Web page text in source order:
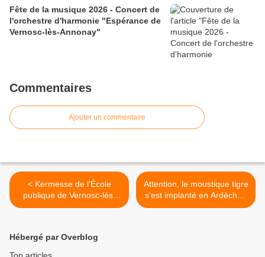
Fête de la musique 2026 - Concert de
l'orchestre d'harmonie "Espérance de
Vernosc-lès-Annonay"
Commentaires
Ajouter un commentaire
< Kermesse de l’École
publique de Vernosc-lès-
Annonay
Attention, le moustique tigre
s’est implanté en Ardèche !
>
Hébergé par Overblog
Top articles